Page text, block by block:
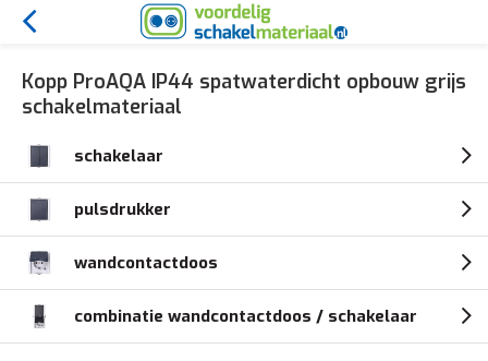
Kopp ProAQA IP44 spatwaterdicht opbouw grijs
schakelmateriaal
schakelaar
pulsdrukker
wandcontactdoos
combinatie wandcontactdoos / schakelaar